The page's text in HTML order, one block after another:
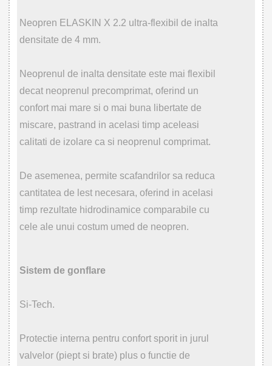
Neopren ELASKIN X 2.2 ultra-flexibil de inalta
densitate de 4 mm.
Neoprenul de inalta densitate este mai flexibil
decat neoprenul precomprimat, oferind un
confort mai mare si o mai buna libertate de
miscare, pastrand in acelasi timp aceleasi
calitati de izolare ca si neoprenul comprimat.
De asemenea, permite scafandrilor sa reduca
cantitatea de lest necesara, oferind in acelasi
timp rezultate hidrodinamice comparabile cu
cele ale unui costum umed de neopren.
Sistem de gonflare
Si-Tech.
Protectie interna pentru confort sporit in jurul
valvelor (piept si brate) plus o functie de